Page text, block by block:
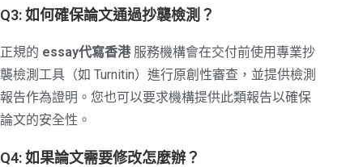
Q3: 如何確保論文通過抄襲檢測？
正規的 essay代寫香港服務機構會在交付前使用專業抄
襲檢測工具（如 Turnitin）進行原創性審查，並提供檢測
報告作為證明。您也可以要求機構提供此類報告以確保
論文的安全性。
Q4: 如果論文需要修改怎麼辦？